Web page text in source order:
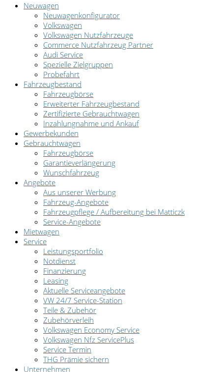
Neuwagen
Neuwagenkonfigurator
Volkswagen
Volkswagen Nutzfahrzeuge
Commerce Nutzfahrzeug Partner
Audi Service
Spezielle Zielgruppen
Probefahrt
Fahrzeugbestand
Fahrzeugbörse
Erweiterter Fahrzeugbestand
Zertifizierte Gebrauchtwagen
Inzahlungnahme und Ankauf
Gewerbekunden
Gebrauchtwagen
Fahrzeugbörse
Garantieverlängerung
Wunschfahrzeug
Angebote
Aus unserer Werbung
Fahrzeug-Angebote
Fahrzeugpflege / Aufbereitung bei Matticzk
Service-Angebote
Mietwagen
Service
Leistungsportfolio
Notdienst
Finanzierung
Leasing
Aktuelle Serviceangebote
VW 24/7 Service-Station
Teile & Zubehör
Zubehörverleih
Volkswagen Economy Service
Volkswagen Nfz ServicePlus
Service Termin
THG Prämie sichern
Unternehmen